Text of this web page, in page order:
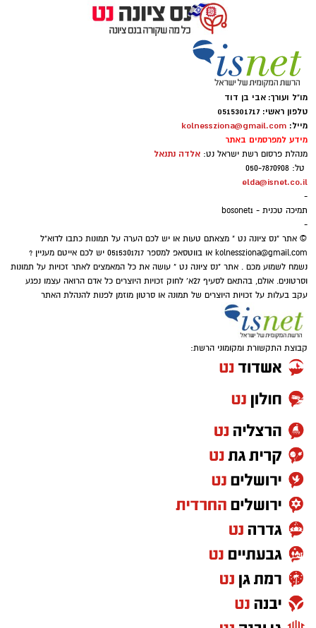
נקראו לשימוע במשטרה, בעקבות אי עמידה
בהוראות. 23 דו"חות ניתנו בגין אי עטיית
מסכות ושני תושבים שהפרו בידוד נקנסו ב-
מו"ל ועורך: אבי בן דוד
טלפון ראשי: 0515301717
מייל: kolnessziona@gmail.com
מידע למפרסמים באתר
מנהלת פרסום רשת ישראל נט: אלדה נתנאל
טל: 050-7870908
elda@isnet.co.il
-
תמיכה טכנית - bosonet1
-
© אתר "נס ציונה נט " מצאתם טעות או יש לכם הערה על תמונות כתבו לדוא"ל
kolnessziona@gmail.com
או בווטסאפ למספר 0515301717 יש לכם אייטם מעניין ?
נשמח לשמוע מכם . אתר "נס ציונה נט " עושה את כל המאמצים לאתר זכויות על תמונות
וסרטונים. אולם, בהתאם לסעיף 27א' לחוק זכויות היוצרים כל אדם הרואה עצמו נפגע
עקב בעלות על זכויות היוצרים של תמונה או סרטון מוזמן לפנות להנהלת האתר
קבוצת התקשורת ומקומוני הרשת: